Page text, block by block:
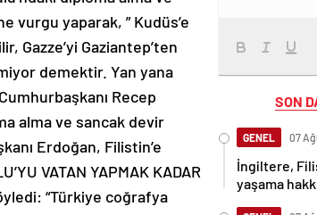
vurgu yaparak, ” Kudüs’e
Gazze’yi Gaziantep’ten
demektir. Yan yana
Recep
alma ve sancak devir
Erdoğan, Filistin’e
VATAN YAPMAK KADAR
“Türkiye coğrafya
SON
GENEL 07
İngiltere,
yaşama